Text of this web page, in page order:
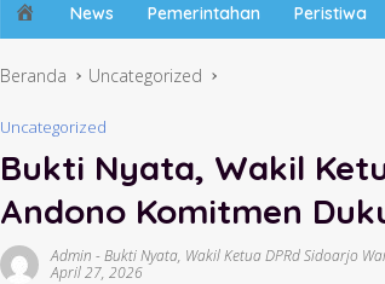
o
e
News Pemerintahan Peristiwa
Beranda Uncategorized
Uncategorized
Bukti Nyata, Wakil
Andono Komitmen
Admin -Bukti Nyata, Wakil Ketua DPRd Sidoarjo
April 27, 2026